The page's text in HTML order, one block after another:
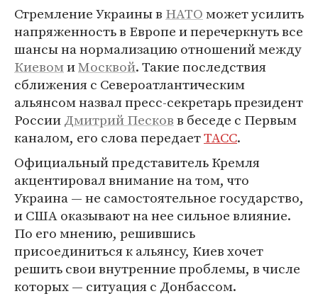
Стремление Украины в НАТОможет усилить
напряженность в Европе и перечеркнуть все
шансы на нормализацию отношений между
КиевомиМосквой. Такие последствия
сближения с Североатлантическим
альянсом назвал пресс-секретарь президент
РоссииДмитрий Песковв беседе с Первым
каналом, его слова передаетТАСС.
Официальный представитель Кремля
акцентировал внимание на том, что
Украина — не самостоятельное государство,
и США оказывают на нее сильное влияние.
По его мнению, решившись
присоединиться к альянсу, Киев хочет
решить свои внутренние проблемы, в числе
которых — ситуация с Донбассом.